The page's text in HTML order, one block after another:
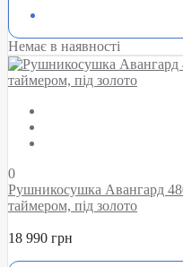
Немає в наявності
0
Рушникосушка Авангард
таймером, під золото
18 990 грн